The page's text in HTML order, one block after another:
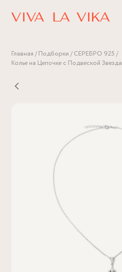
Главная Подборки
СЕРЕБРО 925
Колье на Цепочке с Подвеской Звезда